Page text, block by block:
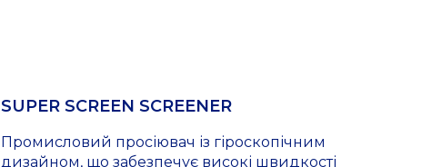
SUPER SCREEN SCREENER
Промисловий просіювач із гіроскопічним
дизайном, що забезпечує високі швидкості